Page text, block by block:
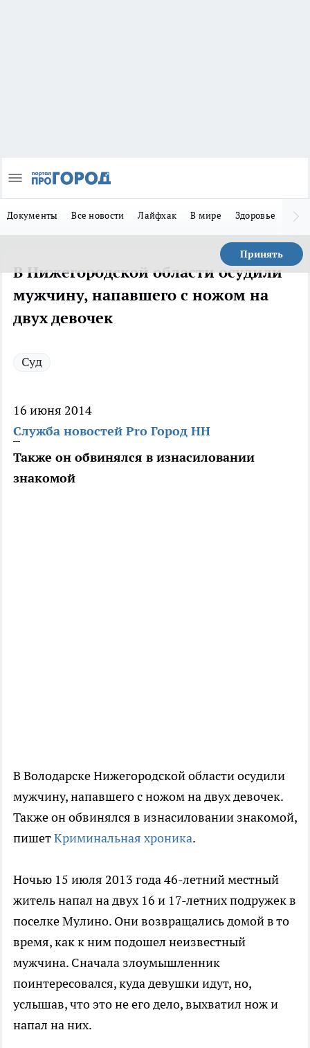
Документы Все новости Лайфхак В мире Здоровье
Принять
В Нижегородской области осудили
мужчину, напавшего с ножом на
двух девочек
Суд
16 июня 2014
Служба новостей Pro Город НН
Также он обвинялся в изнасиловании
знакомой
В Володарске Нижегородской области осудили
мужчину, напавшего с ножом на двух девочек.
Также он обвинялся в изнасиловании знакомой,
пишетКриминальная хроника.
Ночью 15 июля 2013 года 46-летний местный
житель напал на двух 16 и 17-летних подружек в
поселке Мулино. Они возвращались домой в то
время, как к ним подошел неизвестный
мужчина. Сначала злоумышленник
поинтересовался, куда девушки идут, но,
услышав, что это не его дело, выхватил нож и
напал на них.